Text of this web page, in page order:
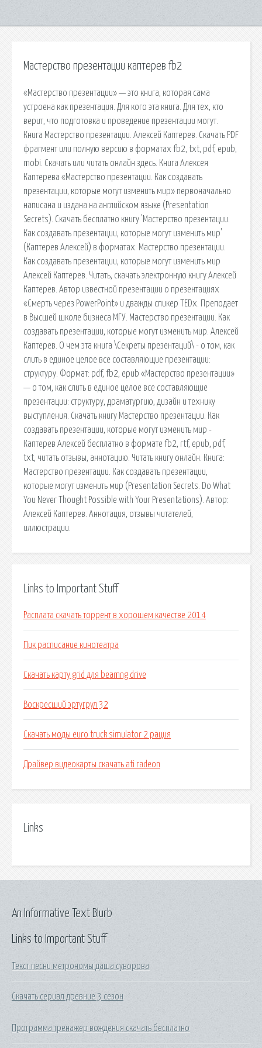
Мастерство презентации каптерев fb2
«Мастерство презентации» — это книга, которая сама
устроена как презентация. Для кого эта книга. Для тех, кто
верит, что подготовка и проведение презентации могут.
Книга Мастерство презентации. Алексей Каптерев. Скачать PDF
фрагмент или полную версию в форматах fb2, txt, pdf, epub,
mobi. Скачать или читать онлайн здесь. Книга Алексея
Каптерева «Мастерство презентации. Как создавать
презентации, которые могут изменить мир» первоначально
написана и издана на английском языке (Presentation
Secrets). Скачать бесплатно книгу 'Мастерство презентации.
Как создавать презентации, которые могут изменить мир'
(Каптерев Алексей) в форматах: Мастерство презентации.
Как создавать презентации, которые могут изменить мир
Алексей Каптерев. Читать, скачать электронную книгу Алексей
Каптерев. Автор известной презентации о презентациях
«Смерть через PowerPoint» и дважды спикер TEDx. Преподает
в Высшей школе бизнеса МГУ. Мастерство презентации. Как
создавать презентации, которые могут изменить мир. Алексей
Каптерев. О чем эта книга \Секреты презентаций\ - о том, как
слить в единое целое все составляющие презентации:
структуру. Формат: pdf, fb2, epub «Мастерство презентации»
— о том, как слить в единое целое все составляющие
презентации: структуру, драматургию, дизайн и технику
выступления. Скачать книгу Мастерство презентации. Как
создавать презентации, которые могут изменить мир -
Каптерев Алексей бесплатно в формате fb2, rtf, epub, pdf,
txt, читать отзывы, аннотацию. Читать книгу онлайн. Книга:
Мастерство презентации. Как создавать презентации,
которые могут изменить мир (Presentation Secrets. Do What
You Never Thought Possible with Your Presentations). Автор:
Алексей Каптерев. Аннотация, отзывы читателей,
иллюстрации.
Links to Important Stuff
Расплата скачать торрент в хорошем качестве 2014
Пик расписание кинотеатра
Скачать карту grid для beamng drive
Воскресший эртугрул 32
Скачать моды euro truck simulator 2 рация
Драйвер видеокарты скачать ati radeon
Links
Links to Important Stuff
Текст песни метрономы даша суворова
Скачать сериал древние 3 сезон
Программа тренажер вождения скачать бесплатно
An Informative Text Blurb